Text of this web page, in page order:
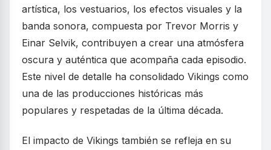
artística, los vestuarios, los efectos visuales y la
banda sonora, compuesta por Trevor Morris y
Einar Selvik, contribuyen a crear una atmósfera
oscura y auténtica que acompaña cada episodio.
Este nivel de detalle ha consolidado Vikings como
una de las producciones históricas más
populares y respetadas de la última década.
El impacto de Vikings también se refleja en su